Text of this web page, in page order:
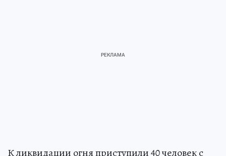
К ликвидации огня приступили 40 человек с